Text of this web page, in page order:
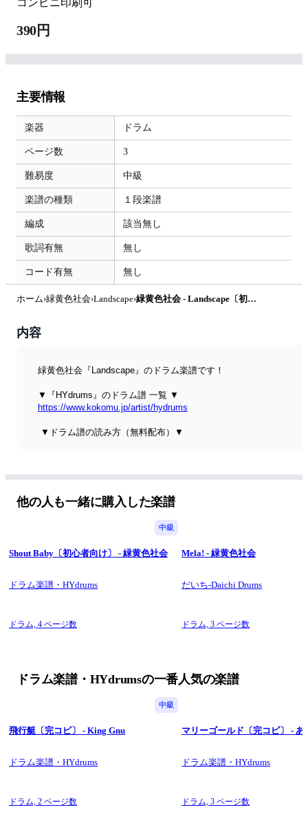
コンビニ印刷可
390円
主要情報
楽器 ドラム
ページ数 3
難易度 中級
楽譜の種類 １段楽譜
編成 該当無し
歌詞有無 無し
コード有無 無し
ホーム›緑黄色社会›Landscape› 緑黄色社会 - Landscape〔初心者向け〕 by HYdrums
内容
緑黄色社会『Landscape』のドラム楽譜です！
▼『HYdrums』のドラム譜 一覧 ▼
https://www.kokomu.jp/artist/hydrums
▼ドラム譜の読み方（無料配布）▼
他の人も一緒に購入した楽譜
中級
Shout Baby〔初心者向け〕 - 緑黄色社会
ドラム楽譜・HYdrums
ドラム, 4 ページ数
Mela! - 緑黄色社会
だいち-Daichi Drums
ドラム,3 ページ数
ドラム楽譜・HYdrumsの一番人気の楽譜
中級
飛行艇〔完コピ〕 - King Gnu
ドラム楽譜・HYdrums
ドラム, 2 ページ数
マリーゴールド〔完コピ〕 - あ
ドラム楽譜・HYdrums
ドラム,3 ページ数